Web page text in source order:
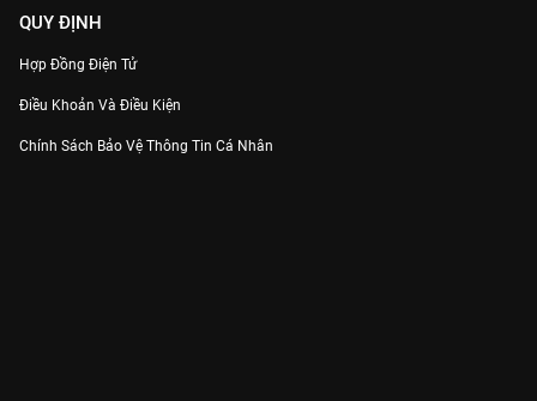
QUY ĐỊNH
Hợp Đồng Điện Tử
Điều Khoản Và Điều Kiện
Chính Sách Bảo Vệ Thông Tin Cá Nhân